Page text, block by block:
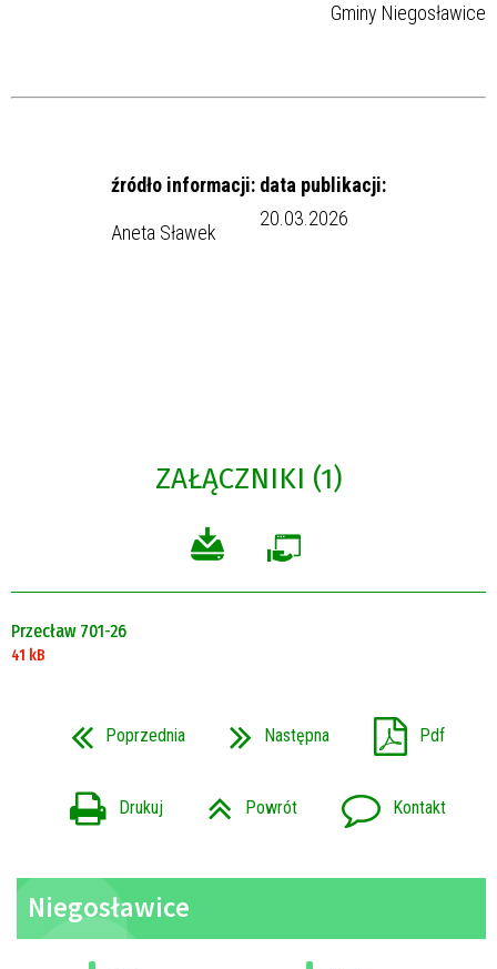
Gminy Niegosławice
źródło informacji: data publikacji:
Aneta Sławek
20.03.2026
ZAŁĄCZNIKI (1)
Przecław 701-26
41 kB
Poprzednia Następna Pdf
Drukuj Powrót Kontakt